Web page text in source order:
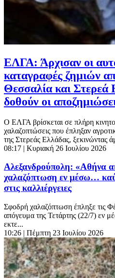
ΕΛΓΑ: Άρχισαν οι
καταγραφές ζημιών
Θεσσαλία και
δοθούν οι
Ο ΕΛΓΑ βρίσκεται σε πλήρη
χαλαζοπτώσεις που έπληξαν
της Στερεάς Ελλάδας, ξεκινώντας
08:17 | Κυριακή 26 Ιουλίου 2026
Αλεξανδρούπολη: «Αθήνα
χαλαζόπτωση εν μέσω…
στις καλλιέργειες
Σφοδρή χαλαζόπτωση έπληξε τις
απόγευμα της Τετάρτης (22/7) εν
εκτε...
10:26 | Πέμπτη 23 Ιουλίου 2026